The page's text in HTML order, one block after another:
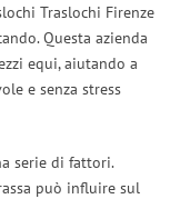
Traslochi Firenze
Questa azienda
equi, aiutando a
e senza stress
serie di fattori.
può influire sul